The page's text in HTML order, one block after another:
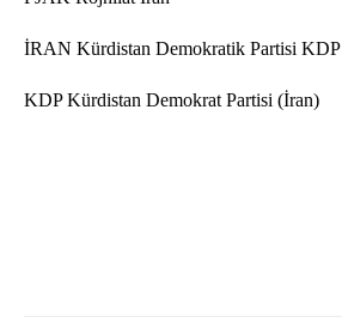
İRAN Kürdistan Demokratik Partisi KDP
KDP Kürdistan Demokrat Partisi (İran)